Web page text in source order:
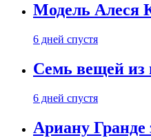
Модель Алеся
6 дней спустя
Семь вещей из
6 дней спустя
Ариану Гранде